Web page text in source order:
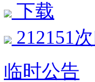
下载
212151
临时公告